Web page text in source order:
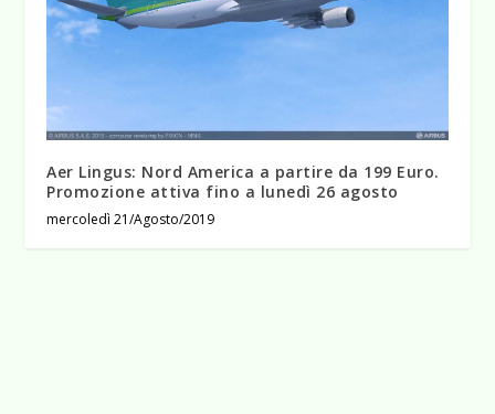
Aer Lingus: Nord America a partire da 199 Euro.
Promozione attiva fino a lunedì 26 agosto
mercoledì 21/Agosto/2019